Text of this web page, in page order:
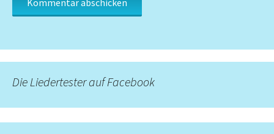
Die Liedertester auf Facebook